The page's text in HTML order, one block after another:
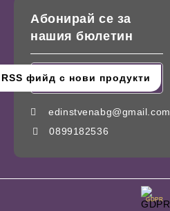
Абонирай се за
нашия бюлетин
edinstvenabg@gmail.com
0899182536
GDPR